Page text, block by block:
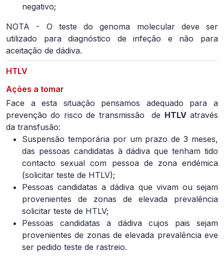
negativo;
NOTA - O teste do genoma molecular deve ser
utilizado para diagnóstico de infeção e não para
aceitação de dádiva.
HTLV
Ações a tomar
Face a esta situação pensamos adequado para a
prevenção do risco de transmissão de HTLVatravés
da transfusão:
Suspensão temporária por um prazo de 3 meses,
das pessoas candidatas à dádiva que tenham tido
contacto sexual com pessoa de zona endémica
(solicitar teste de HTLV);
Pessoas candidatas a dádiva que vivam ou sejam
provenientes de zonas de elevada prevalência
solicitar teste de HTLV;
Pessoas candidatas a dádiva cujos pais sejam
provenientes de zonas de elevada prevalência eve
ser pedido teste de rastreio.